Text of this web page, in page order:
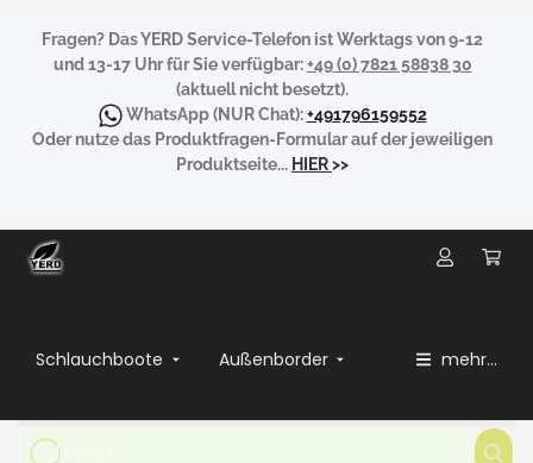
Fragen? Das YERD Service-Telefon ist Werktags von 9-12
und 13-17 Uhr für Sie verfügbar:+49 (0) 7821 58838 30
(aktuell nicht besetzt).
WhatsApp(NUR Chat):+491796159552
Oder nutze das Produktfragen-Formular auf der jeweiligen
Produktseite... HIER>>
Schlauchboote Außenborder mehr...